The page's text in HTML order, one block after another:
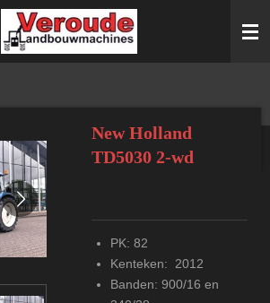
New Holland
TD5030 2-wd
PK: 82
Kenteken: 2012
Banden: 900/16 en